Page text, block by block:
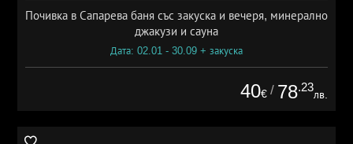
Почивка в Сапарева баня със закуска и вечеря, минерално
джакузи и сауна
Дата: 02.01 - 30.09 + закуска
40€ / 78.23
лв.